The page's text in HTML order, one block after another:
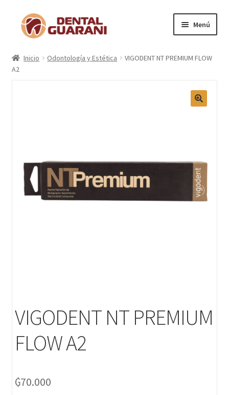
Menú
Inicio
Categorías
Marcas
Inicio Odontología y Estética
VIGODENT NT PREMIUM FLOW
A2
VIGODENT NT PREMIUM
FLOW A2
₲70.000